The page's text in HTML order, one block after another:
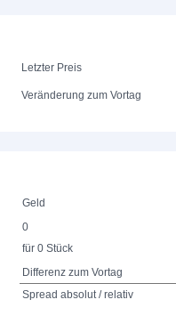
Letzter Preis
Veränderung zum Vortag
Geld
0
für 0 Stück
Differenz zum Vortag
Spread absolut / relativ